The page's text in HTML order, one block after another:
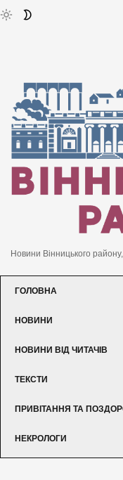
Новини Вінницького
ГОЛОВНА
НОВИНИ
НОВИНИ ВІД ЧИТАЧІВ
ТЕКСТИ
ПРИВІТАННЯ ТА
НЕКРОЛОГИ